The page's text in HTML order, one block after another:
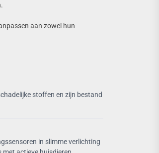
aan zowel hun
stoffen en zijn bestand
in slimme verlichting